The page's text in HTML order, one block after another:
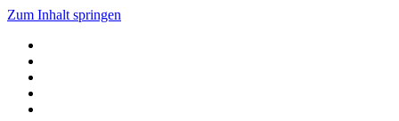
Zum Inhalt springen